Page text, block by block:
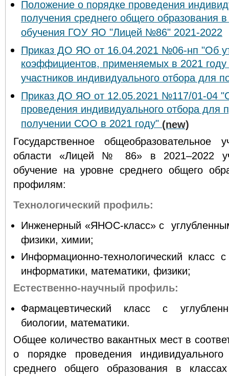
Положение о порядке проведения
получения среднего общего образования
обучения ГОУ ЯО "Лицей №86" 2021-2022
Приказ ДО ЯО от 16.04.2021 №06-нп "Об
коэффициентов, применяемых в 2021 году
участников индивидуального отбора для
Приказ ДО ЯО от 12.05.2021 №117/01-04
проведения индивидуального отбора для
получении СОО в 2021 году" (new)
Государственное общеобразовательное
области «Лицей № 86» в 2021–2022
обучение на уровне среднего общего
профилям:
Технологический профиль:
Инженерный «ЯНОС-класс» с
физики, химии;
Информационно-технологический класс
информатики, математики, физики;
Естественно-научный профиль:
Фармацевтический класс с
биологии, математики.
Общее количество вакантных мест в
о порядке проведения
среднего общего образования в